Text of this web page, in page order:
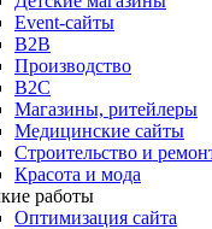
Event-сайты
B2B
Производство
B2C
Магазины, ритейлеры
Медицинские сайты
Строительство и
Красота и мода
работы
Оптимизация сайта